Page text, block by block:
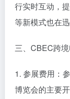
行实时互动，
等新模式也在迅
三、CBEC跨
1. 参展费用：
博览会的主要